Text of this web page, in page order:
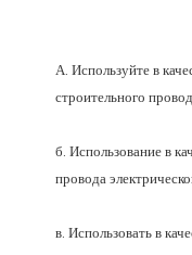
А. Используйте в
б. Использование в